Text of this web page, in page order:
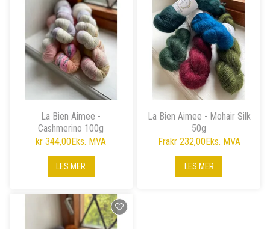
La Bien Aimee -
Cashmerino 100g
kr 344,00Eks. MVA
LES MER
La Bien Aimee - Mohair Silk
50g
Frakr 232,00Eks. MVA
LES MER